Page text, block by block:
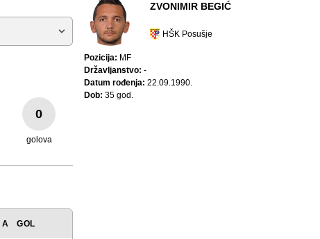
0
golova
A GOL
ZVONIMIR BEGIĆ
HŠK Posušje
Pozicija: MF
Državljanstvo: -
Datum rođenja: 22.09.1990.
Dob: 35 god.